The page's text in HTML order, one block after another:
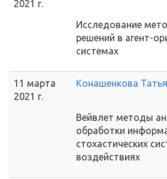
2021 г.
Исследование
решений в агент-
системах
11 марта
2021 г.
Конашенкова
Вейвлет методы
обработки
стохастических
воздействиях